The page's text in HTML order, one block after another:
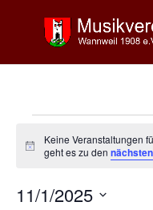
für
November
Hinweis
Keine Veranstaltungen
geht es zu den
11/1/2025